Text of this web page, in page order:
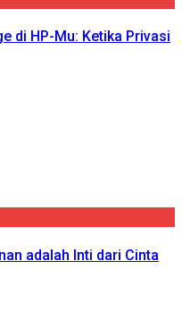
di HP-Mu: Ketika Privasi
adalah Inti dari Cinta